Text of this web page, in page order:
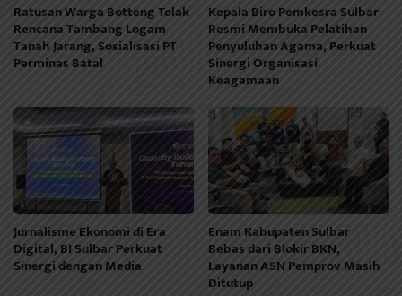
Ratusan Warga Botteng Tolak
Rencana Tambang Logam
Tanah Jarang, Sosialisasi PT
Perminas Batal
Kepala Biro Pemkesra Sulbar
Resmi Membuka Pelatihan
Penyuluhan Agama, Perkuat
Sinergi Organisasi
Keagamaan
Jurnalisme Ekonomi di Era
Digital, BI Sulbar Perkuat
Sinergi dengan Media
Enam Kabupaten Sulbar
Bebas dari Blokir BKN,
Layanan ASN Pemprov Masih
Ditutup